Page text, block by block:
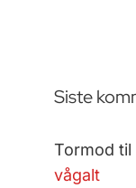
Siste
Tormod til
vågalt